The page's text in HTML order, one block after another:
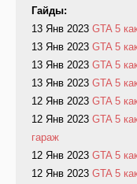
Гайды:
13 Янв 2023 GTA 5
13 Янв 2023 GTA 5
13 Янв 2023 GTA 5
13 Янв 2023 GTA 5
12 Янв 2023 GTA 5
12 Янв 2023 GTA 5
гараж
12 Янв 2023 GTA 5
12 Янв 2023 GTA 5